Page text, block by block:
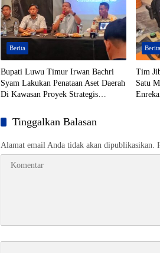
Berita
Bupati Luwu Timur Irwan Bachri
Syam Lakukan Penataan Aset Daerah
Di Kawasan Proyek Strategis
Berita
Tim
Satu
Tinggalkan Balasan
Alamat email Anda tidak akan dipublikasikan.